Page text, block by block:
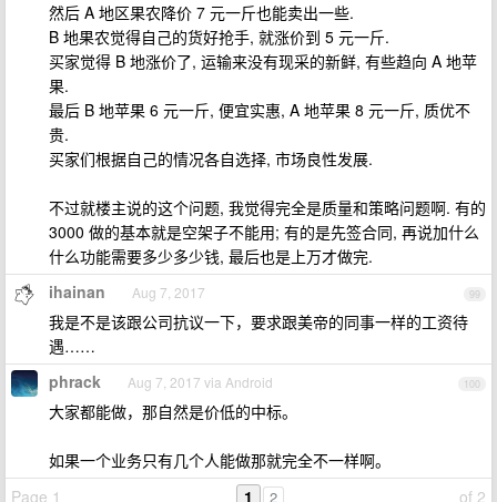
然后 A 地区果农降价 7 元一斤也能卖出一些.
B 地果农觉得自己的货好抢手, 就涨价到 5 元一斤.
买家觉得 B 地涨价了, 运输来没有现采的新鲜, 有些趋向 A 地苹
果.
最后 B 地苹果 6 元一斤, 便宜实惠, A 地苹果 8 元一斤, 质优不
贵.
买家们根据自己的情况各自选择, 市场良性发展.
不过就楼主说的这个问题, 我觉得完全是质量和策略问题啊. 有的
3000 做的基本就是空架子不能用; 有的是先签合同, 再说加什么
什么功能需要多少多少钱, 最后也是上万才做完.
99
ihainan Aug 7, 2017
我是不是该跟公司抗议一下，要求跟美帝的同事一样的工资待
遇……
100
phrack Aug 7, 2017 via Android
大家都能做，那自然是价低的中标。
如果一个业务只有几个人能做那就完全不一样啊。
Page 1
of 2
1 2